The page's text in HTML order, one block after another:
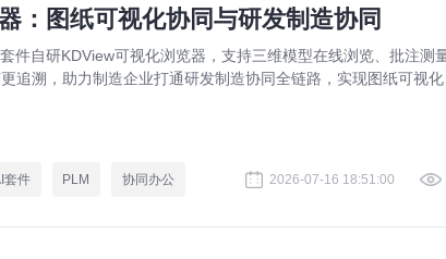
：图纸可视化协同与研发制造协同
件自研KDView可视化浏览器，支持三维模型在线浏览、批注测
追溯，助力制造企业打通研发制造协同全链路，实现图纸可视
套件 PLM 协同办公 2026-07-16 18:51:00